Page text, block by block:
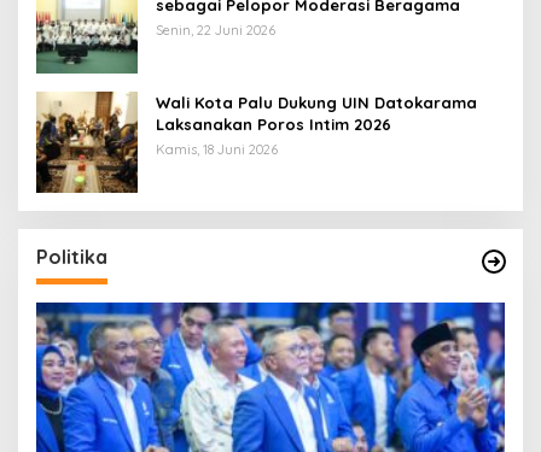
sebagai Pelopor Moderasi Beragama
Senin, 22 Juni 2026
Wali Kota Palu Dukung UIN Datokarama
Laksanakan Poros Intim 2026
Kamis, 18 Juni 2026
Politika